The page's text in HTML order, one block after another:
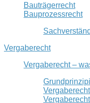
Bauträgerrecht
Bauprozessrecht
Vergaberecht
Vergaberecht –